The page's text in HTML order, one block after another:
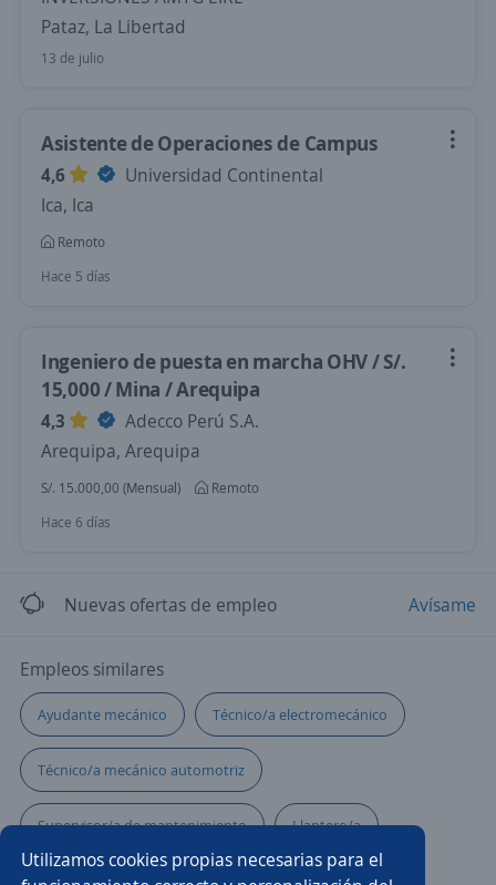
Pataz, La Libertad
13 de julio
Asistente de Operaciones de Campus
4,6
Universidad Continental
Ica, Ica
Remoto
Hace 5 días
Ingeniero de puesta en marcha OHV / S/.
15,000 / Mina / Arequipa
4,3
Adecco Perú S.A.
Arequipa, Arequipa
S/. 15.000,00 (Mensual)
Remoto
Hace 6 días
Nuevas ofertas de empleo Avísame
Empleos similares
Ayudante mecánico Técnico/a electromecánico
Técnico/a mecánico automotriz
Supervisor/a de mantenimiento Llantero/a
Técnico/a soldador Agrónomo/a Auxiliar
Utilizamos cookies propias necesarias para el